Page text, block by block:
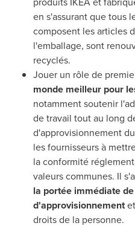
en s'assurant que tous
composent les articles
l'emballage, sont
recyclés.
Jouer un rôle de
monde meilleur pour
notamment soutenir
de travail tout au long
d'approvisionnement
les fournisseurs à
la conformité
valeurs communes. Il
la portée immédiate
d'approvisionnement
droits de la personne.